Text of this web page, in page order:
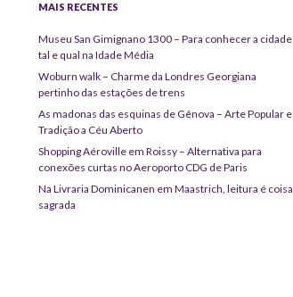
MAIS RECENTES
Museu San Gimignano 1300 – Para conhecer a cidade
tal e qual na Idade Média
Woburn walk – Charme da Londres Georgiana
pertinho das estações de trens
As madonas das esquinas de Gênova – Arte Popular e
Tradição a Céu Aberto
Shopping Aéroville em Roissy – Alternativa para
conexões curtas no Aeroporto CDG de Paris
Na Livraria Dominicanen em Maastrich, leitura é coisa
sagrada